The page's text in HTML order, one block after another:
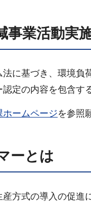
事業活動実
に基づき、環境負
定の内容を包含す
ホームページを参照
ーとは
産方式の導入の促